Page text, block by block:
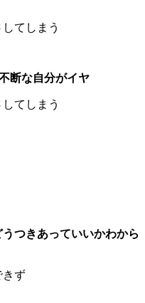
てしまう
断な自分がイヤ
てしまう
つきあっていいかわから
きず